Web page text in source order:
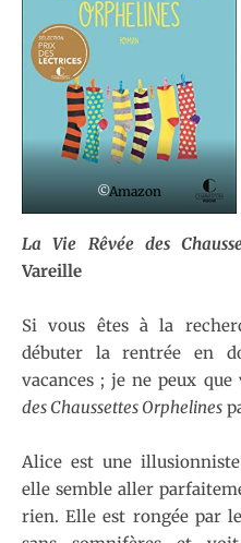
©Amazon
La Vie Rêvée des
Vareille
Si vous êtes à la
débuter la rentrée en
vacances ; je ne peux que
des Chaussettes Orphelines
Alice est une
elle semble aller
rien. Elle est rongée par